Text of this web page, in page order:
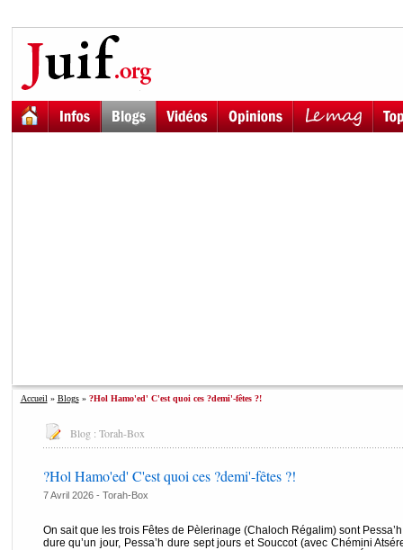
Accueil » Blogs» ?Hol Hamo'ed' C'est quoi ces ?demi'-fêtes ?!
Blog : Torah-Box
?Hol Hamo'ed' C'est quoi ces ?demi'-fêtes ?!
7 Avril 2026 - Torah-Box
On sait que les trois Fêtes de Pèlerinage (Chaloch Régalim) sont
dure qu’un jour, Pessa’h dure sept jours et Souccot (avec Chémini